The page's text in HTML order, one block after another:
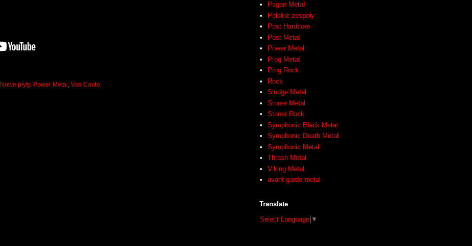
Nowe płyty, Power Metal Van Canto
Pagan Metal
Polskie zespoły
Post Hardcore
Post Metal
Power Metal
Prog Metal
Prog Rock
Rock
Sludge Metal
Stoner Metal
Stoner Rock
Symphonic Black Metal
Symphonic Death Metal
Symphonic Metal
Thrash Metal
Viking Metal
avant-garde metal
Translate
Select Language ▼